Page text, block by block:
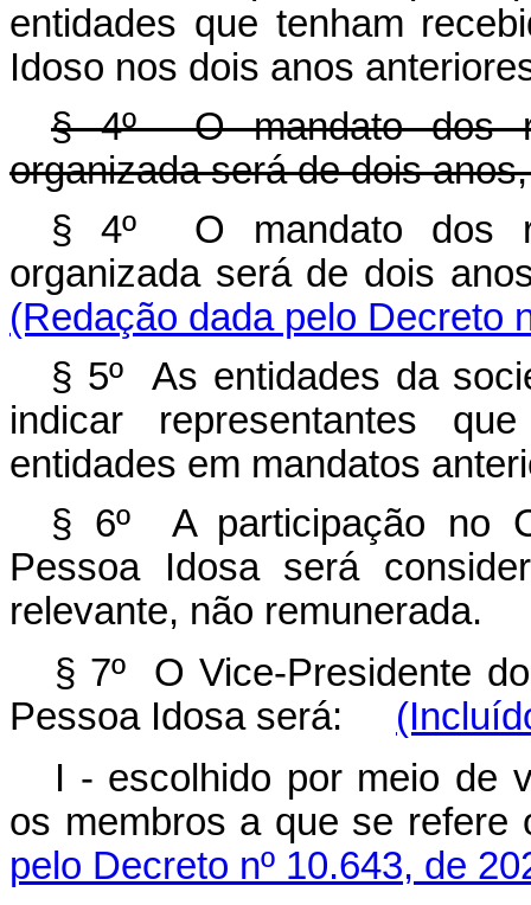
entidades que tenham
Idoso nos dois anos
§ 4º O mandato dos
organizada será de dois
§ 4º O mandato dos
organizada será de dois
(Redação dada pelo Decreto
§ 5º As entidades da
indicar representantes
entidades em mandatos
§ 6º A participação no
Pessoa Idosa será
relevante, não remunerada.
§ 7º O Vice-Presidente
Pessoa Idosa será:
I - escolhido por meio de
os membros a que se
pelo Decreto nº 10.643, de